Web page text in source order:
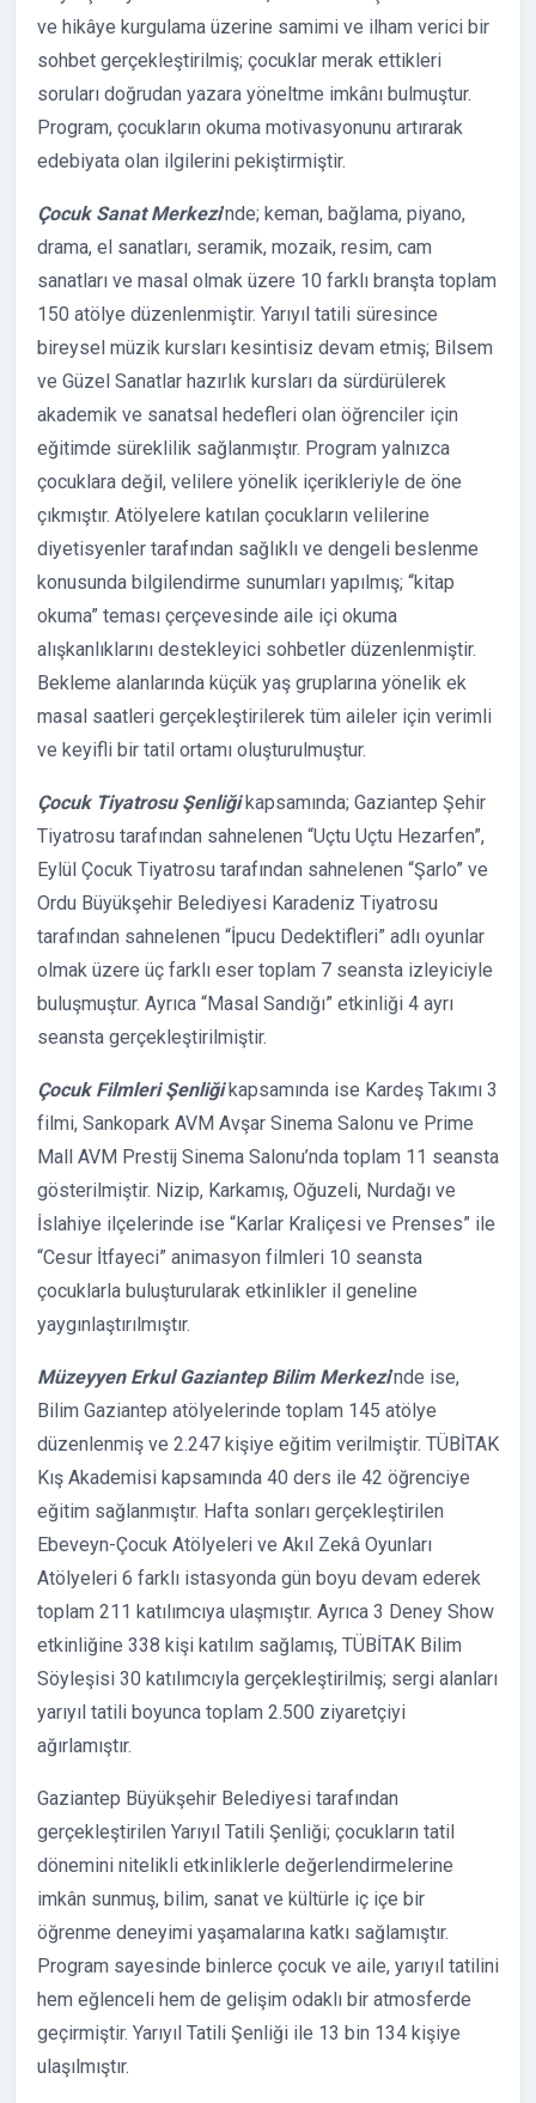
ve hikâye kurgulama üzerine samimi ve ilham verici bir
sohbet gerçekleştirilmiş; çocuklar merak ettikleri
soruları doğrudan yazara yöneltme imkânı bulmuştur.
Program, çocukların okuma motivasyonunu artırarak
edebiyata olan ilgilerini pekiştirmiştir.
Çocuk Sanat Merkezi’nde; keman, bağlama, piyano,
drama, el sanatları, seramik, mozaik, resim, cam
sanatları ve masal olmak üzere 10 farklı branşta toplam
150 atölye düzenlenmiştir. Yarıyıl tatili süresince
bireysel müzik kursları kesintisiz devam etmiş; Bilsem
ve Güzel Sanatlar hazırlık kursları da sürdürülerek
akademik ve sanatsal hedefleri olan öğrenciler için
eğitimde süreklilik sağlanmıştır. Program yalnızca
çocuklara değil, velilere yönelik içerikleriyle de öne
çıkmıştır. Atölyelere katılan çocukların velilerine
diyetisyenler tarafından sağlıklı ve dengeli beslenme
konusunda bilgilendirme sunumları yapılmış; “kitap
okuma” teması çerçevesinde aile içi okuma
alışkanlıklarını destekleyici sohbetler düzenlenmiştir.
Bekleme alanlarında küçük yaş gruplarına yönelik ek
masal saatleri gerçekleştirilerek tüm aileler için verimli
ve keyifli bir tatil ortamı oluşturulmuştur.
Çocuk Tiyatrosu Şenliğikapsamında; Gaziantep Şehir
Tiyatrosu tarafından sahnelenen “Uçtu Uçtu Hezarfen”,
Eylül Çocuk Tiyatrosu tarafından sahnelenen “Şarlo” ve
Ordu Büyükşehir Belediyesi Karadeniz Tiyatrosu
tarafından sahnelenen “İpucu Dedektifleri” adlı oyunlar
olmak üzere üç farklı eser toplam 7 seansta izleyiciyle
buluşmuştur. Ayrıca “Masal Sandığı” etkinliği 4 ayrı
seansta gerçekleştirilmiştir.
Çocuk Filmleri Şenliğikapsamında ise Kardeş Takımı 3
filmi, Sankopark AVM Avşar Sinema Salonu ve Prime
Mall AVM Prestij Sinema Salonu’nda toplam 11 seansta
gösterilmiştir. Nizip, Karkamış, Oğuzeli, Nurdağı ve
İslahiye ilçelerinde ise “Karlar Kraliçesi ve Prenses” ile
“Cesur İtfayeci” animasyon filmleri 10 seansta
çocuklarla buluşturularak etkinlikler il geneline
yaygınlaştırılmıştır.
Müzeyyen Erkul Gaziantep Bilim Merkezi’nde ise,
Bilim Gaziantep atölyelerinde toplam 145 atölye
düzenlenmiş ve 2.247 kişiye eğitim verilmiştir. TÜBİTAK
Kış Akademisi kapsamında 40 ders ile 42 öğrenciye
eğitim sağlanmıştır. Hafta sonları gerçekleştirilen
Ebeveyn-Çocuk Atölyeleri ve Akıl Zekâ Oyunları
Atölyeleri 6 farklı istasyonda gün boyu devam ederek
toplam 211 katılımcıya ulaşmıştır. Ayrıca 3 Deney Show
etkinliğine 338 kişi katılım sağlamış, TÜBİTAK Bilim
Söyleşisi 30 katılımcıyla gerçekleştirilmiş; sergi alanları
yarıyıl tatili boyunca toplam 2.500 ziyaretçiyi
ağırlamıştır.
Gaziantep Büyükşehir Belediyesi tarafından
gerçekleştirilen Yarıyıl Tatili Şenliği; çocukların tatil
dönemini nitelikli etkinliklerle değerlendirmelerine
imkân sunmuş, bilim, sanat ve kültürle iç içe bir
öğrenme deneyimi yaşamalarına katkı sağlamıştır.
Program sayesinde binlerce çocuk ve aile, yarıyıl tatilini
hem eğlenceli hem de gelişim odaklı bir atmosferde
geçirmiştir. Yarıyıl Tatili Şenliği ile 13 bin 134 kişiye
ulaşılmıştır.